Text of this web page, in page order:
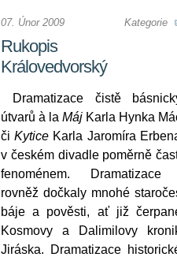
Kategorie
07. Únor 2009
Rukopis
Královedvorský
Dramatizace čistě
útvarů à la Máj Karla Hynka
čiKytice Karla Jaromíra
v českém divadle poměrně
fenoménem.
rovněž dočkaly mnohé
báje a pověsti, ať již
Kosmovy a Dalimilovy
Jiráska. Dramatizace